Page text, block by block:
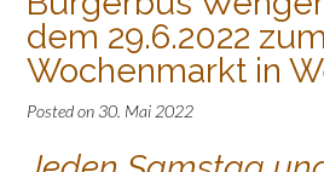
dem 29.6.2022 zum
Wochenmarkt in
Posted on 30. Mai 2022